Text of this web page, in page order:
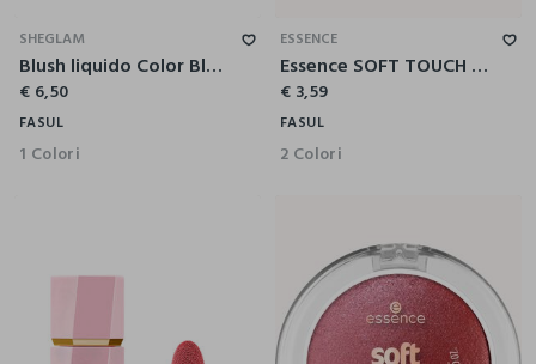
SHEGLAM
Blush liquido Color Bloom – Real Deal
€ 6,50
FASUL
1 Colori
ESSENCE
Essence SOFT TOUCH MOUSSE blush 10
€ 3,59
FASUL
2 Colori